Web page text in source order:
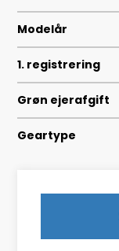
Modelår
1. registrering
Grøn ejerafgift
Geartype
0-100 km/t